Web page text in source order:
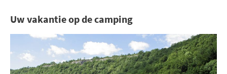
Uw vakantie op de camping